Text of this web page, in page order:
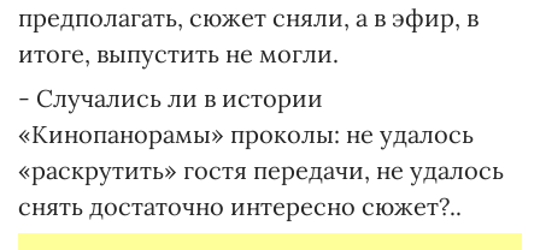
предполагать, сюжет сняли, а в эфир, в
итоге, выпустить не могли.
- Случались ли в истории
«Кинопанорамы» проколы: не удалось
«раскрутить» гостя передачи, не удалось
снять достаточно интересно сюжет?..